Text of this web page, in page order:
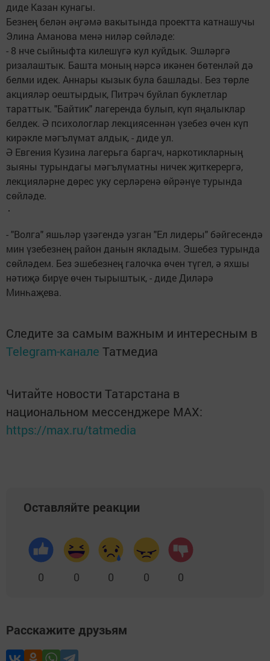
диде Казан кунагы.
Безнең белән әңгәмә вакытында проектта катнашучы
Элина Аманова менә ниләр сөйләде:
- 8 нче сыйныфта килешүгә кул куйдык. Эшләргә
ризалаштык. Башта моның нәрсә икәнен бөтенләй дә
белми идек. Аннары кызык була башлады. Без төрле
акцияләр оештырдык, Питрәч буйлап буклетлар
тараттык. "Байтик" лагеренда булып, күп яңалыклар
белдек. Ә психологлар лекциясеннән үзебез өчен күп
кирәкле мәгълүмат алдык, - диде ул.
Ә Евгения Кузина лагерьга баргач, наркотикларның
зыяны турындагы мәгълүматны ничек җиткерергә,
лекцияләрне дөрес уку серләренә өйрәнүе турында
сөйләде.
- "Волга" яшьләр үзәгендә узган "Ел лидеры" бәйгесендә
мин үзебезнең район данын якладым. Эшебез турында
сөйләдем. Без эшебезнең галочка өчен түгел, ә яхшы
нәтиҗә бирүе өчен тырыштык, - диде Диләрә
Минһаҗева.
Следите за самым важным и интересным в
Telegram-канале Татмедиа
Читайте новости Татарстана в
национальном мессенджере MАХ:
https://max.ru/tatmedia
Оставляйте реакции
0 0 0 0 0
Расскажите друзьям